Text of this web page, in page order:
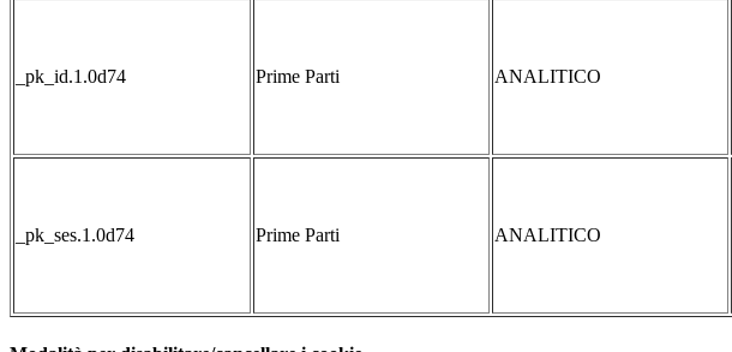
_pk_id.1.0d74 Prime Parti ANALITICO
_pk_ses.1.0d74 Prime Parti ANALITICO